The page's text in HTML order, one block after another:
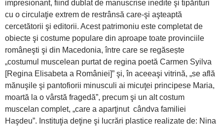
impresionant, fiind dublat de manuscrise inedite şi tipărituri
cu o circulaţie extrem de restrânsă care-şi aşteaptă
cercetătorii şi editorii. Acest patrimoniu este completat de
obiecte şi costume populare din aproape toate provinciile
româneşti şi din Macedonia, între care se regăsește
„costumul muscelean purtat de regina poetă Carmen Syilva
[Regina Elisabeta a României]” şi, în aceeaşi vitrină, „se află
mănuşile şi pantofiorii minusculi ai micuţei principese Maria,
moartă la o vârstă fragedă”, precum şi un alt costum
muscelan complet, „care a aparţinut cândva familiei
Haşdeu”. Instituţia deţine şi lucrări plastice realizate de: Nina